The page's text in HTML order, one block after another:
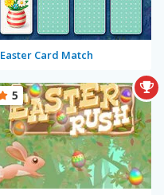
Easter Card Match
5